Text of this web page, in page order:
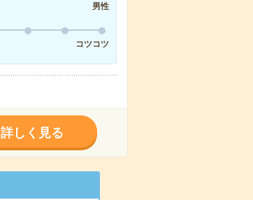
男性
コツコツ
詳しく見る